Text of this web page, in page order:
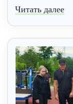
Читать далее